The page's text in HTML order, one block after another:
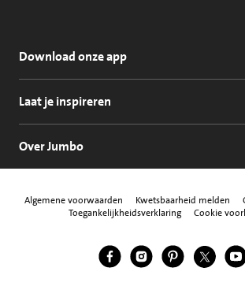
Download onze app
Laat je inspireren
Over Jumbo
Algemene voorwaarden Kwetsbaarheid melden
Toegankelijkheidsverklaring
Cookie
Volg ons
Jumbo Facebook
Jumbo Instagram
JumboJumbo